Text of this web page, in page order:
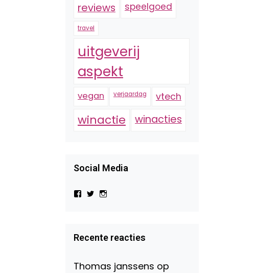
reviews speelgoed
travel
uitgeverij
aspekt
vegan verjaardag vtech
winactie winacties
Social Media
Bekijk
Beauty-
147775071915783/?
Facebook
Bekijk
op
Twitter
op
Instagram
Recente reacties
Thomas janssens op